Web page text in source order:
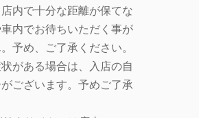
内で十分な距離が保てな
内でお待ちいただく事が
予め、ご了承ください。
がある場合は、入店の自
ございます。予めご了承